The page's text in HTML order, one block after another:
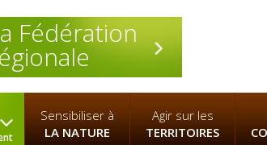
Fédération
Sensibiliser à
LA NATURE
Agir sur les
TERRITOIRES